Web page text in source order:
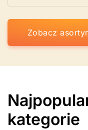
Zobacz
kategorie